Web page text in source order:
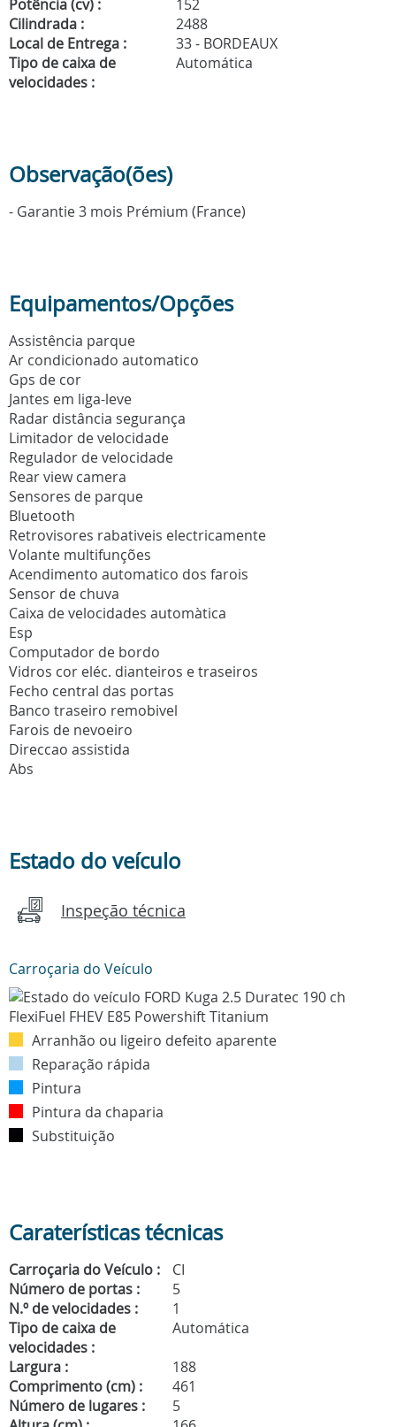
Potência (cv) :
152
Cilindrada :
2488
Local de Entrega :
33 - BORDEAUX
Tipo de caixa de
velocidades :
Automática
Observação(ões)
- Garantie 3 mois Prémium (France)
Equipamentos/Opções
Assistência parque
Ar condicionado automatico
Gps de cor
Jantes em liga-leve
Radar distância segurança
Limitador de velocidade
Regulador de velocidade
Rear view camera
Sensores de parque
Bluetooth
Retrovisores rabativeis electricamente
Volante multifunções
Acendimento automatico dos farois
Sensor de chuva
Caixa de velocidades automàtica
Esp
Computador de bordo
Vidros cor eléc. dianteiros e traseiros
Fecho central das portas
Banco traseiro remobivel
Farois de nevoeiro
Direccao assistida
Abs
Estado do veículo
Inspeção técnica
Carroçaria do Veículo
Arranhão ou ligeiro defeito aparente
Reparação rápida
Pintura
Pintura da chaparia
Substituição
Caraterísticas técnicas
Carroçaria do Veículo :
CI
Número de portas :
5
N.º de velocidades :
1
Tipo de caixa de
velocidades :
Automática
Largura :
188
Comprimento (cm) :
461
Número de lugares :
5